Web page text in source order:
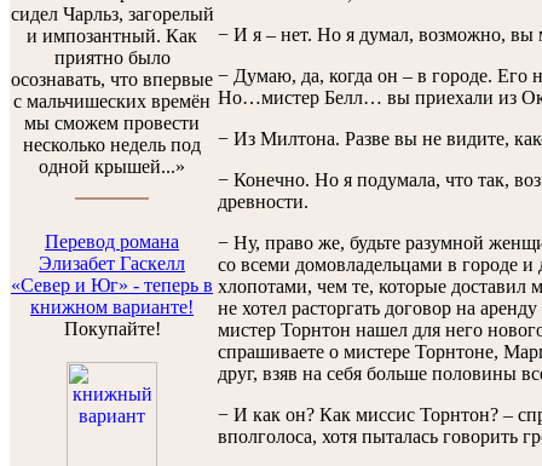
сидел Чарльз, загорелый
и импозантный. Как
приятно было
осознавать, что впервые
с мальчишеских времён
мы сможем провести
несколько недель под
одной крышей...»
Перевод романа
Элизабет Гаскелл
«Север и Юг» - теперь в
книжном варианте!
Покупайте!
− И я – нет. Но я думал, возможно, вы
− Думаю, да, когда он – в городе. Его
Но…мистер Белл… вы приехали из
− Из Милтона. Разве вы не видите,
− Конечно. Но я подумала, что так,
древности.
− Ну, право же, будьте разумной
со всеми домовладельцами в городе
хлопотами, чем те, которые
не хотел расторгать договор на
мистер Торнтон нашел для него
спрашиваете о мистере Торнтоне,
друг, взяв на себя больше половины
− И как он? Как миссис Торнтон? –
вполголоса, хотя пыталась говорить